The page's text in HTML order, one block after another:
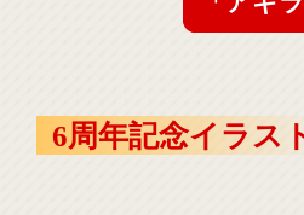
6周年記念イラス